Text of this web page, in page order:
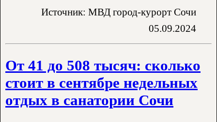
Источник: МВД город-курорт Сочи
05.09.2024
От 41 до 508 тысяч: сколько
стоит в сентябре недельных
отдых в санатории Сочи